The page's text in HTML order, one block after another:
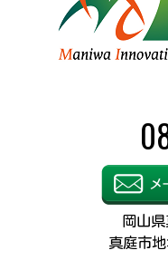
岡山
真庭市